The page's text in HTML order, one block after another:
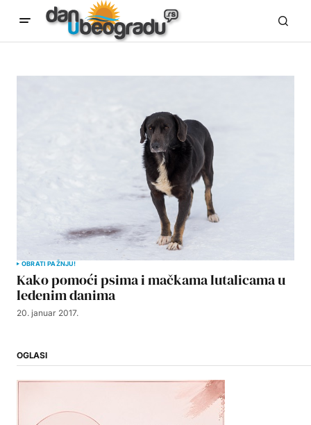
OBRATI PAŽNJU!
Kako pomoći psima i mačkama lutalicama u
ledenim danima
20. januar 2017.
OGLASI